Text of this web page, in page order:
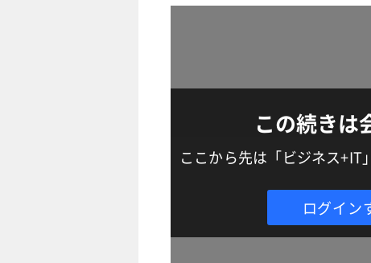
この続きは
ここから先は「ビジネス+IT
ログイン